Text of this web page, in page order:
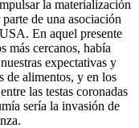
la materialización
de una asociación
En aquel presente
más cercanos, había
expectativas y
de alimentos, y en los
las testas coronadas
sería la invasión de